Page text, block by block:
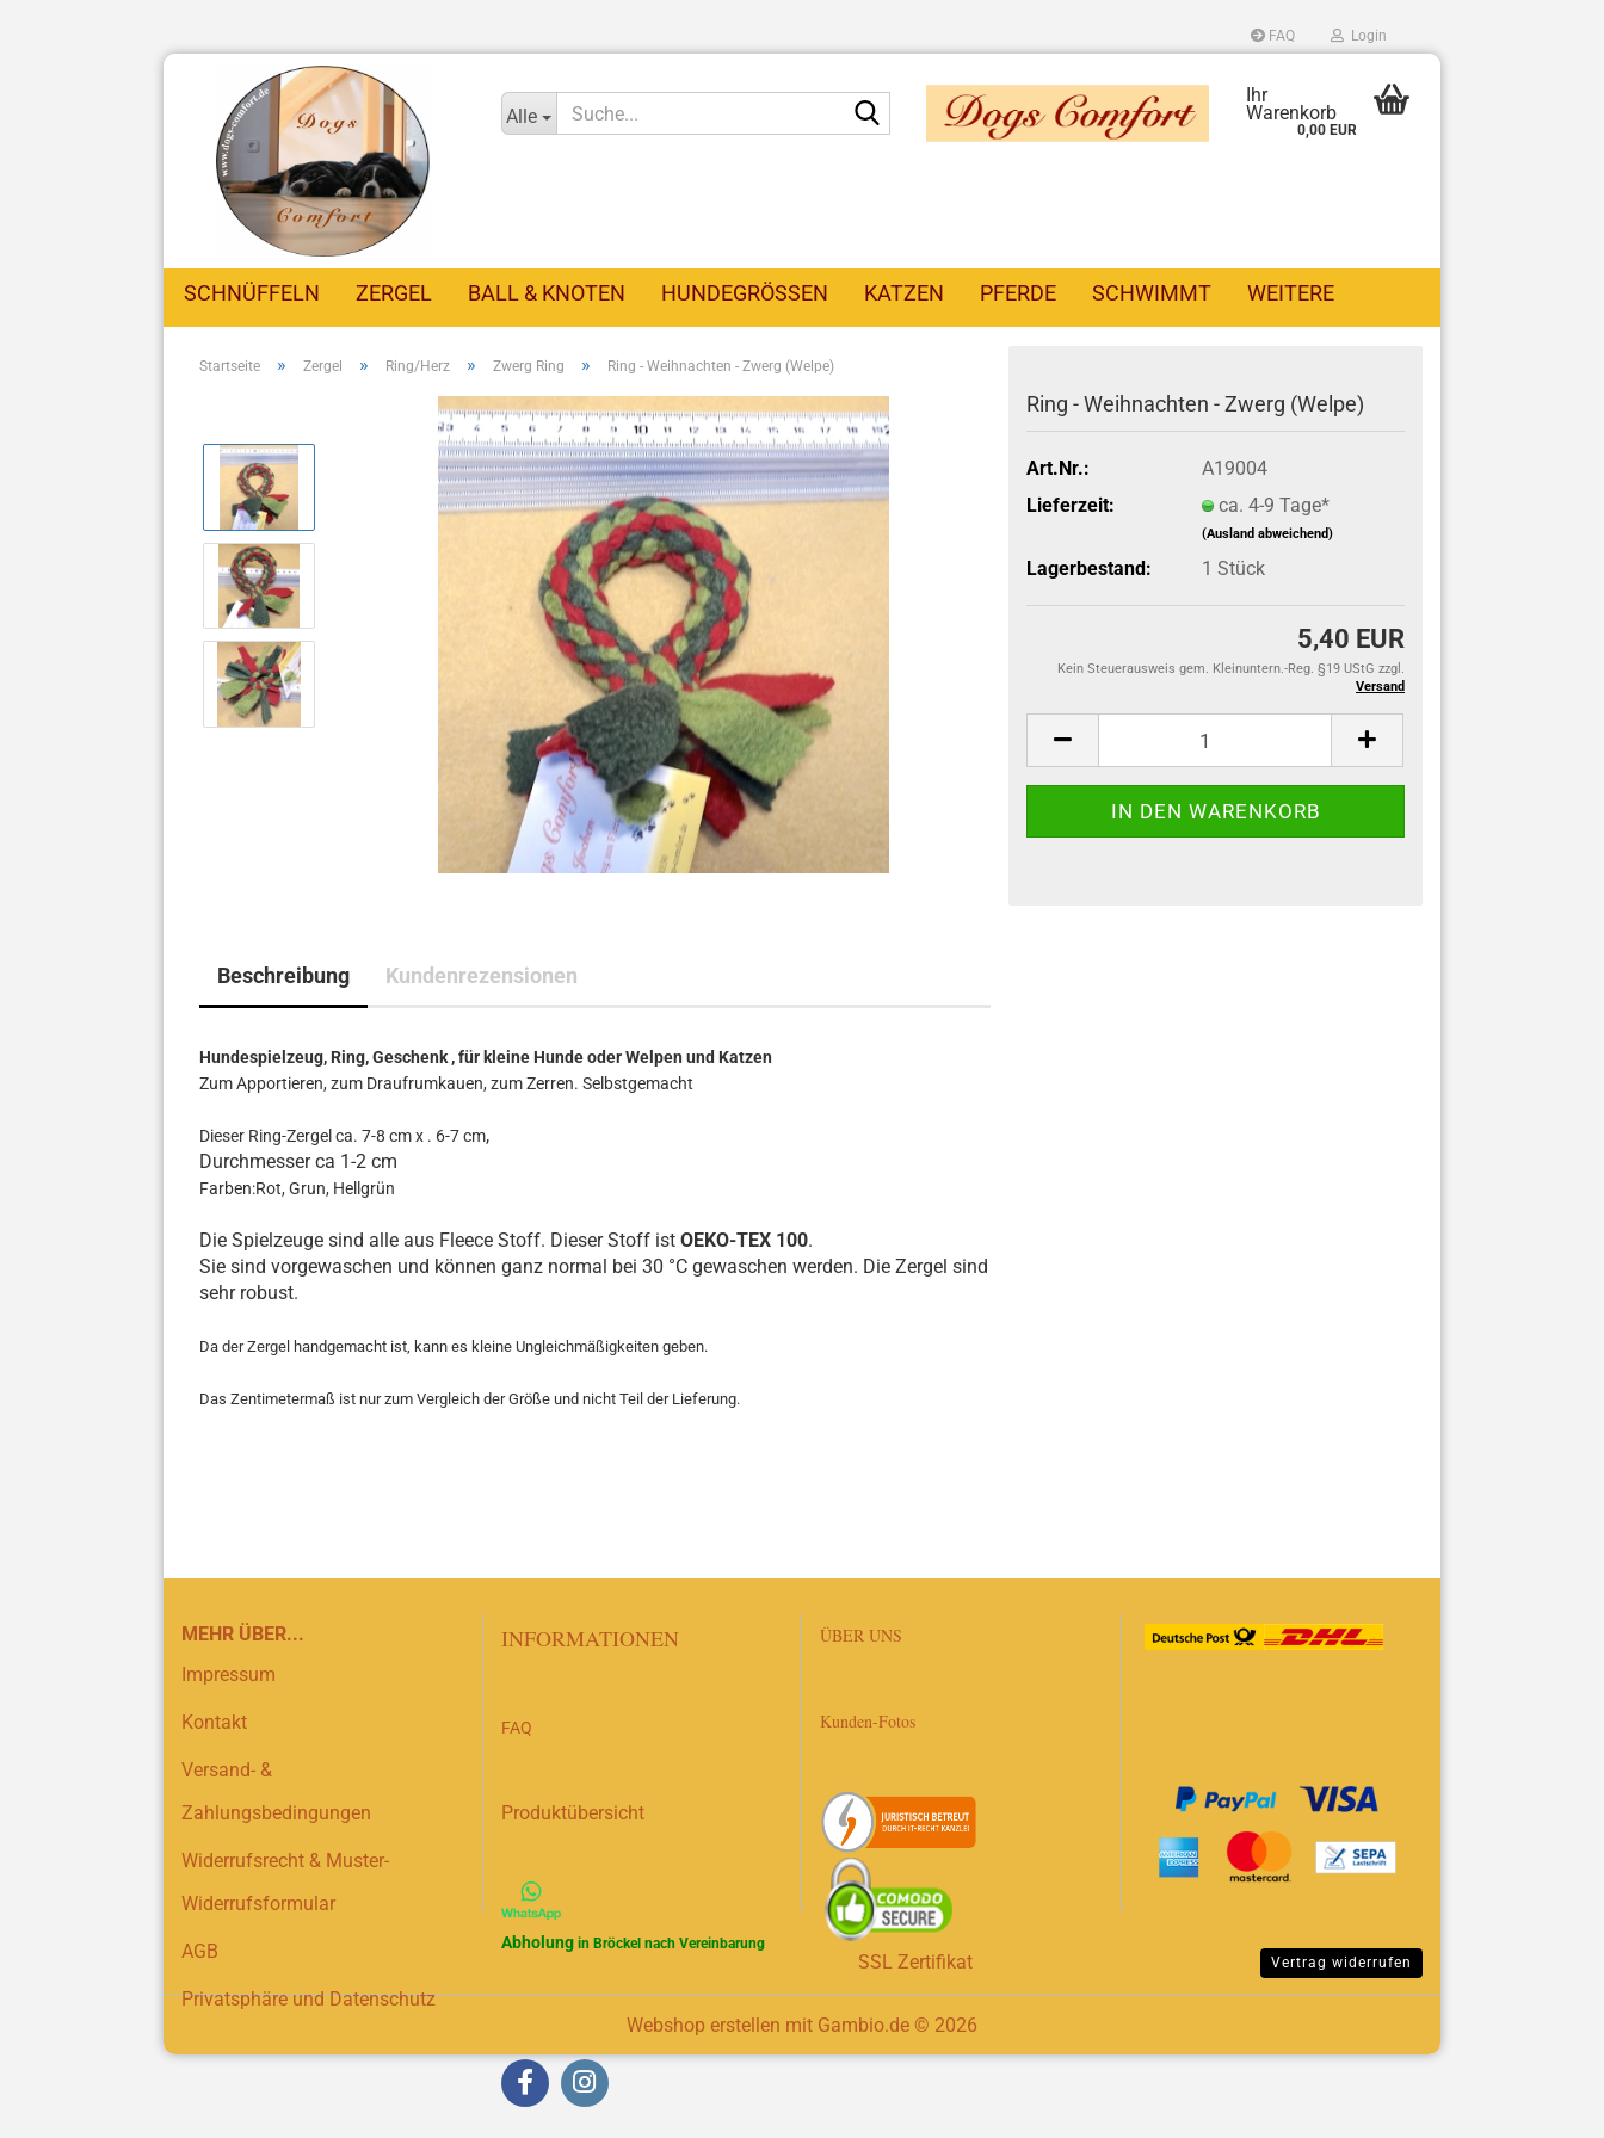
FAQ Login
Alle
Suche... Ihr
Warenkorb
0,00 EUR
SCHNÜFFELN ZERGEL BALL & KNOTEN HUNDEGRÖSSEN KATZEN PFERDE SCHWIMMT WEITERE
Startseite » Zergel » Ring/Herz » Zwerg Ring » Ring - Weihnachten - Zwerg (Welpe)
Ring - Weihnachten - Zwerg (Welpe)
Art.Nr.:
A19004
Lieferzeit:
ca. 4-9 Tage*
(Ausland abweichend)
Lagerbestand: 1Stück
5,40 EUR
Kein Steuerausweis gem. Kleinuntern.-Reg. §19 UStG zzgl.
Versand
Beschreibung Kundenrezensionen
Hundespielzeug, Ring, Geschenk , für kleine Hunde oder Welpen und Katzen
Zum Apportieren, zum Draufrumkauen, zum Zerren. Selbstgemacht
Dieser Ring-Zergel ca. 7-8 cm x . 6-7 cm,
Durchmesser ca 1-2 cm
Farben:Rot, Grun, Hellgrün
Die Spielzeuge sind alle aus Fleece Stoff. Dieser Stoff ist OEKO-TEX 100.
Sie sind vorgewaschen und können ganz normal bei 30 °C gewaschen werden. Die Zergel sind
sehr robust.
Da der Zergel handgemacht ist, kann es kleine Ungleichmäßigkeiten geben.
Das Zentimetermaß ist nur zum Vergleich der Größe und nicht Teil der Lieferung.
MEHR ÜBER...
Impressum
Kontakt
Versand- &
Zahlungsbedingungen
Widerrufsrecht & Muster-
Widerrufsformular
AGB
Privatsphäre und Datenschutz
INFORMATIONEN
FAQ
Produktübersicht
Abholungin Bröckel nach Vereinbarung
ÜBER UNS
Kunden-Fotos
SSL Zertifikat Vertrag widerrufen
Webshop erstellen mit Gambio.de © 2026